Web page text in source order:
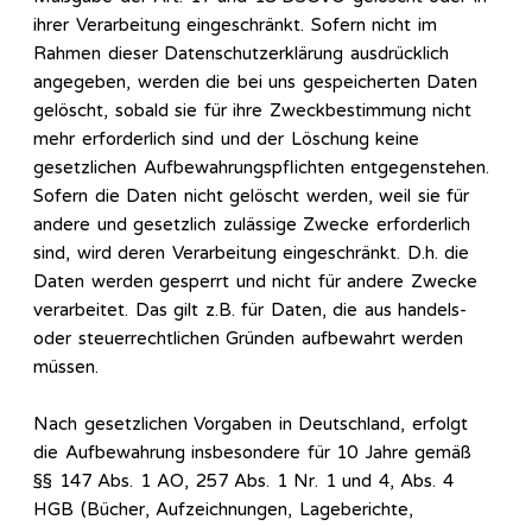
ihrer Verarbeitung eingeschränkt. Sofern nicht im
Rahmen dieser Datenschutzerklärung ausdrücklich
angegeben, werden die bei uns gespeicherten Daten
gelöscht, sobald sie für ihre Zweckbestimmung nicht
mehr erforderlich sind und der Löschung keine
gesetzlichen Aufbewahrungspflichten entgegenstehen.
Sofern die Daten nicht gelöscht werden, weil sie für
andere und gesetzlich zulässige Zwecke erforderlich
sind, wird deren Verarbeitung eingeschränkt. D.h. die
Daten werden gesperrt und nicht für andere Zwecke
verarbeitet. Das gilt z.B. für Daten, die aus handels-
oder steuerrechtlichen Gründen aufbewahrt werden
müssen.
Nach gesetzlichen Vorgaben in Deutschland, erfolgt
die Aufbewahrung insbesondere für 10 Jahre gemäß
§§ 147 Abs. 1 AO, 257 Abs. 1 Nr. 1 und 4, Abs. 4
HGB (Bücher, Aufzeichnungen, Lageberichte,